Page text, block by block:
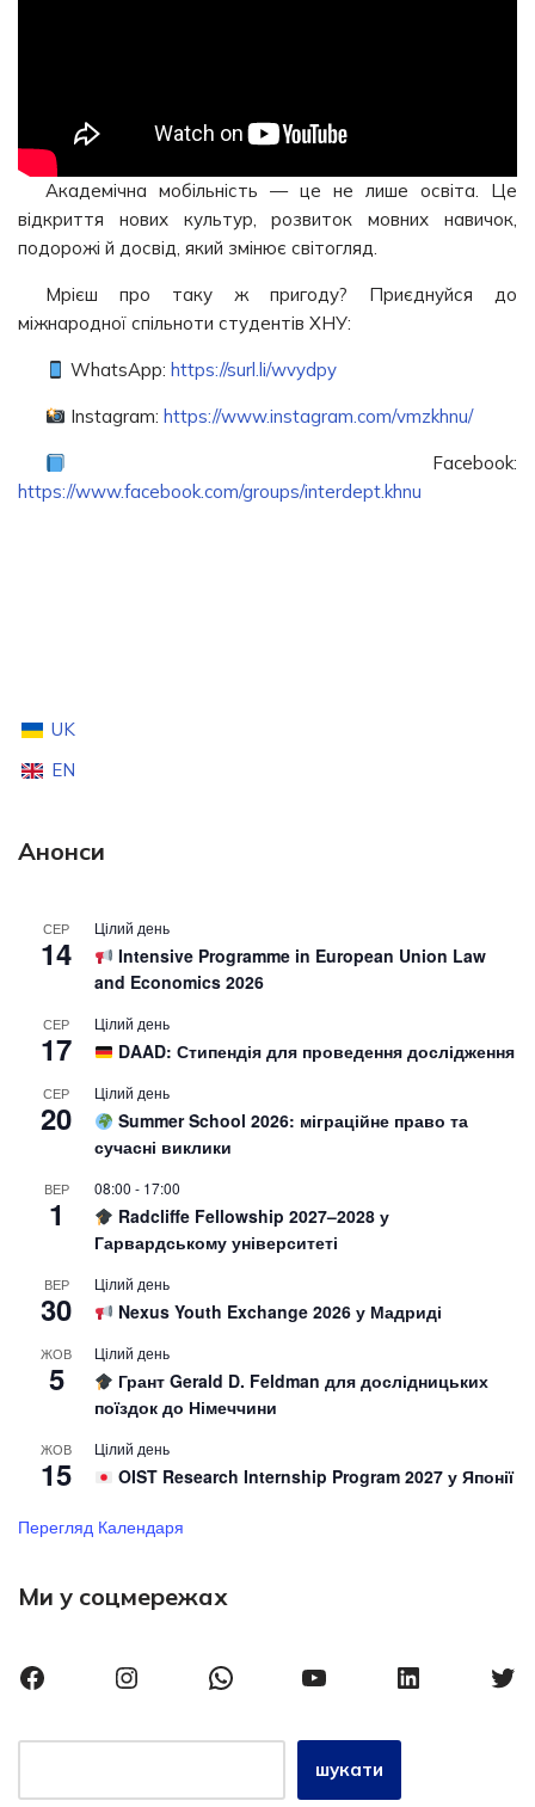
Академічна мобільність — це не лише освіта. Це
відкриття нових культур, розвиток мовних навичок,
подорожі й досвід, який змінює світогляд.
Мрієш про таку ж пригоду? Приєднуйся до
міжнародної спільноти студентів ХНУ:
WhatsApp: https://surl.li/wvydpy
Instagram: https://www.instagram.com/vmzkhnu/
Facebook:
https://www.facebook.com/groups/interdept.khnu
UK
EN
Анонси
СЕР
14
Цілий день
Intensive Programme in European Union Law
and Economics 2026
СЕР
17
Цілий день
DAAD: Стипендія для проведення дослідження
СЕР
20
Цілий день
Summer School 2026: міграційне право та
сучасні виклики
ВЕР
1
08:00 - 17:00
Radcliffe Fellowship 2027–2028 у
Гарвардському університеті
ВЕР
30
Цілий день
Nexus Youth Exchange 2026 у Мадриді
ЖОВ
5
Цілий день
Грант Gerald D. Feldman для дослідницьких
поїздок до Німеччини
ЖОВ
15
Цілий день
OIST Research Internship Program 2027 у Японії
Перегляд Календаря
Ми у соцмережах
шукати